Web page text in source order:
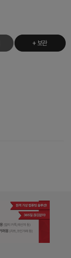
+ 보관